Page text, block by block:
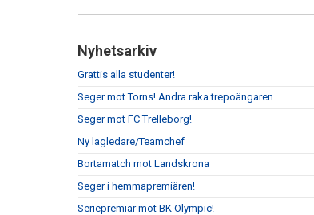
Nyhetsarkiv
Grattis alla studenter!
Seger mot Torns! Andra raka trepoängaren
Seger mot FC Trelleborg!
Ny lagledare/Teamchef
Bortamatch mot Landskrona
Seger i hemmapremiären!
Seriepremiär mot BK Olympic!